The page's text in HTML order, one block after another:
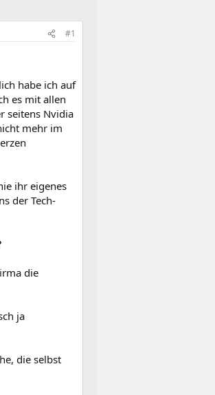
#1
habe ich auf
es mit allen
seitens Nvidia
mehr im
ihr eigenes
der Tech-
die
ja
die selbst